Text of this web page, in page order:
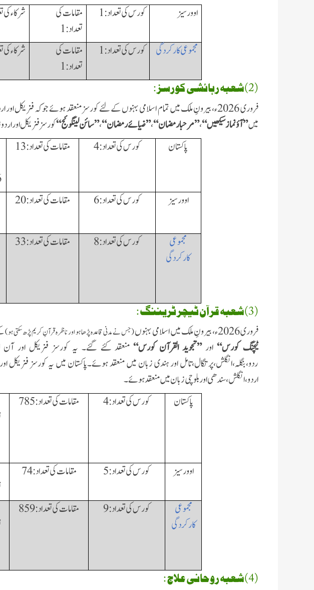
اوورسیز
کورس کی تعداد:1
مقامات کی
تعداد:1
شرکاء کی
مجموعی کارکردگی کورس کی تعداد: 1
مقامات کی
تعداد:1
شرکاء کی
(2)شعبہ رہائشی کورسز :
فروری 2026ء، بیرونِ ملک میں تمام اسلامی بہنوں کے لئے کورسز منعقد ہوئے جوکہ فزیکل
میں”آؤ نماز سیکھیں “،”مرحبا رمضان “،”ضیائے رمضان “،”سائن لینگوئج “کورسز فزیکل اور
پاکستان
کورس کی تعداد: 4 مقامات کی تعداد:13
اوورسیز کورس کی تعداد:6 مقامات کی تعداد:20
مجموعی
کارکردگی
کورس کی تعداد:8 مقامات کی تعداد:33
(3)شعبہ قرآن ٹیچر ٹریننگ :
فروری 2026ء، بیرونِ ملک میں اسلامی بہنوں (جس نے مدنی قاعدہ پڑھا ہو اور ناظرہ قرآنِ کریم پڑھ سکتی ہو)
ٹیچنگ کورس“ اور”تجوید القرآن کورس“منعقد کئے گئے۔ یہ کورسز فزیکل اور آن
ردو،بنگلہ،انگلش،پرتگال،تامل اور ہندی زبان میں منعقد ہوئے۔پاکستان میں یہ کورسز فزیکل
اردو،انگلش،سندھی اور بلوچی زبان میں منعقد ہوئے۔
پاکستان
کورس کی تعداد:4 مقامات کی تعداد:785
اوورسیز کورس کی تعداد:5 مقامات کی تعداد:74
مجموعی
کارکردگی
کورس کی تعداد:9 مقامات کی تعداد:859
(4)شعبہ روحانی علاج :